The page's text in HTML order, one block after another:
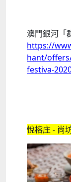
澳門銀河「
https://
hant/
festiva-
悅榕庄 - 尚